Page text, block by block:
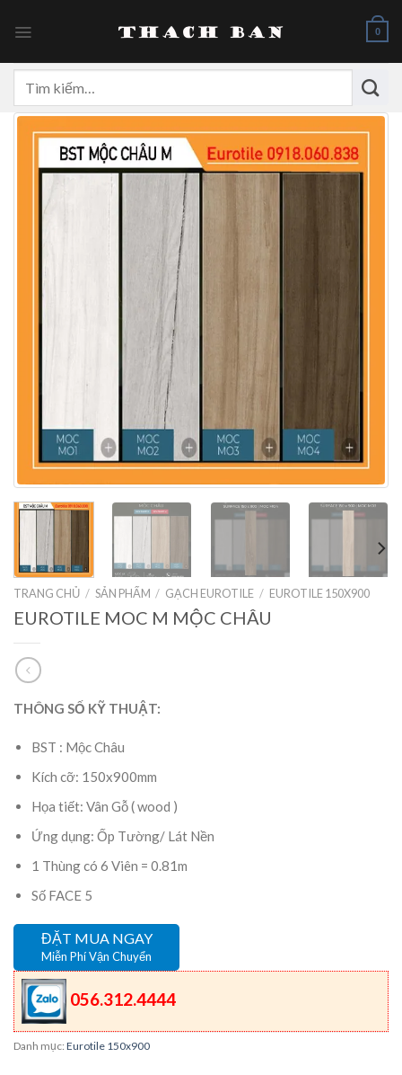
0
kiếm:
TRANG CHỦ / SẢN PHẨM / GẠCH EUROTILE / EUROTILE 150X900
EUROTILE MOC M MỘC CHÂU
THÔNG SỐ KỸ THUẬT:
BST : Mộc Châu
Kích cỡ: 150x900mm
Họa tiết: Vân Gỗ ( wood )
Ứng dụng: Ốp Tường/ Lát Nền
1 Thùng có 6 Viên = 0.81m
Số FACE 5
ĐẶT MUA NGAY
Miễn Phí Vận Chuyển
056.312.4444
Danh mục: Eurotile 150x900